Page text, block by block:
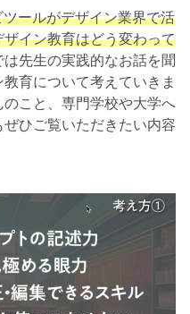
ールがデザイン業界で活
イン教育はどう変わって
は先生の実践的なお話を聞
育について考えていきま
こと、専門学校や大学へ
ひご覧いただきたい内容